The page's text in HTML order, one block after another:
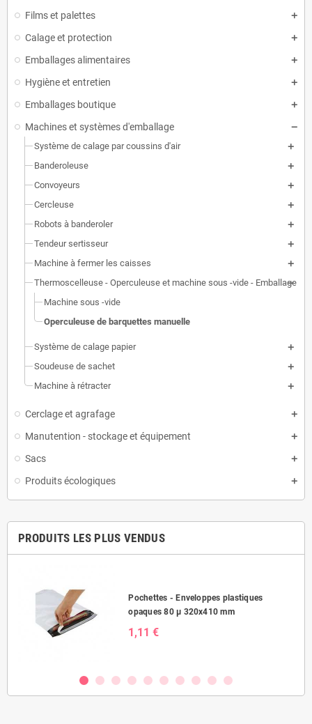
Films et palettes
Calage et protection
Emballages alimentaires
Hygiène et entretien
Emballages boutique
Machines et systèmes d'emballage
Système de calage par coussins d'air
Banderoleuse
Convoyeurs
Cercleuse
Robots à banderoler
Tendeur sertisseur
Machine à fermer les caisses
Thermoscelleuse - Operculeuse et machine sous -vide - Emballage
Machine sous -vide
Operculeuse de barquettes manuelle
Système de calage papier
Soudeuse de sachet
Machine à rétracter
Cerclage et agrafage
Manutention - stockage et équipement
Sacs
Produits écologiques
PRODUITS LES PLUS VENDUS
Pochettes - Enveloppes plastiques
opaques 80 µ 320x410 mm
1,11 €